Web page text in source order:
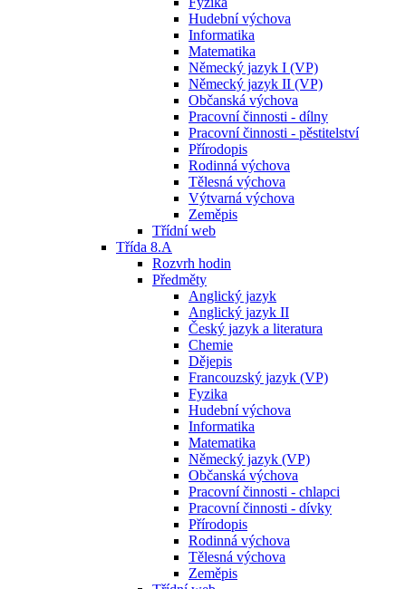
Hudební výchova
Informatika
Matematika
Německý jazyk I (VP)
Německý jazyk II (VP)
Občanská výchova
Pracovní činnosti - dílny
Pracovní činnosti - pěstitelství
Přírodopis
Rodinná výchova
Tělesná výchova
Výtvarná výchova
Zeměpis
Třídní web
Třída 8.A
Rozvrh hodin
Předměty
Anglický jazyk
Anglický jazyk II
Český jazyk a literatura
Chemie
Dějepis
Francouzský jazyk (VP)
Fyzika
Hudební výchova
Informatika
Matematika
Německý jazyk (VP)
Občanská výchova
Pracovní činnosti - chlapci
Pracovní činnosti - dívky
Přírodopis
Rodinná výchova
Tělesná výchova
Zeměpis